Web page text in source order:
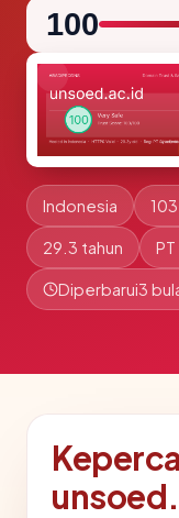
100
Indonesia
29.3 tahun
Diperbarui3